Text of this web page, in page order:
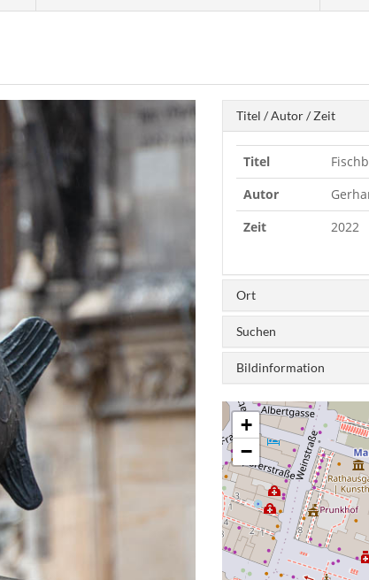
Titel / Autor / Zeit
Titel
Autor
Zeit
2022
Ort
Suchen
Bildinformation
+
−